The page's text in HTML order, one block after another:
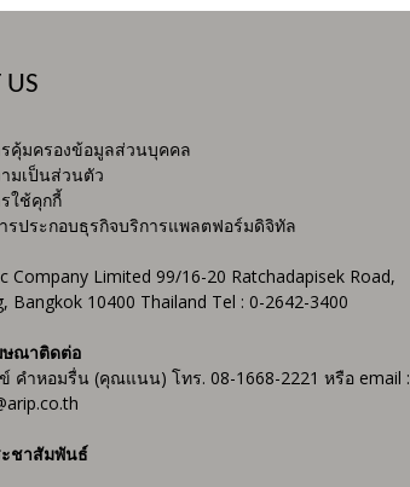
US
คุ้มครองข้อมูลส่วนบุคคล
มเป็นส่วนตัว
ใช้คุกกี้
รประกอบธุรกิจบริการแพลตฟอร์มดิจิทัล
Company Limited 99/16-20 Ratchadapisek Road,
Bangkok 10400 Thailand Tel : 0-2642-3400
ษณาติดต่อ
คำหอมรื่น (คุณแนน) โทร. 08-1668-2221 หรือ email :
ชาสัมพันธ์